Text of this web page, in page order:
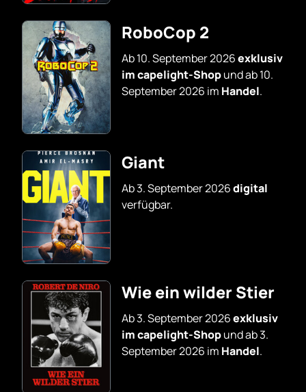
RoboCop 2
Ab 10. September 2026exklusiv
im capelight-Shopund ab 10.
September 2026 im Handel.
Giant
Ab 3. September 2026digital
verfügbar.
Wie ein wilder Stier
Ab 3. September 2026exklusiv
im capelight-Shopund ab 3.
September 2026 im Handel.